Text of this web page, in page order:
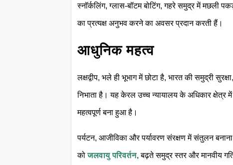
स्नॉर्कलिंग, ग्लास-बॉटम बोटिंग, गहरे समुद्र में मछली
का प्रत्यक्ष अनुभव करने का अवसर प्रदान करती हैं।
आधुनिक महत्व
लक्षद्वीप, भले ही भूभाग में छोटा है, भारत की समुद्री
निभाता है। यह केरल उच्च न्यायालय के अधिकार
महत्वपूर्ण बना हुआ है।
पर्यटन, आजीविका और पर्यावरण संरक्षण में संतुलन
कोजलवायु परिवर्तन, बढ़ते समुद्र स्तर और मानवीय